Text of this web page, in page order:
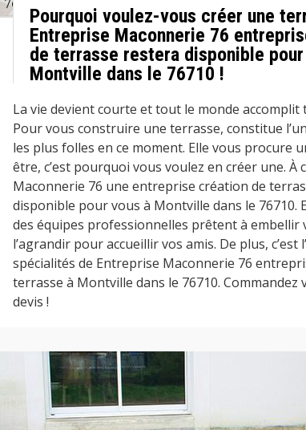
Pourquoi voulez-vous créer une
Entreprise Maconnerie 76
de terrasse restera disponible
Montville dans le 76710 !
La vie devient courte et tout le monde accomplit
Pour vous construire une terrasse, constitue
les plus folles en ce moment. Elle vous procure
être, c’est pourquoi vous voulez en créer une. À
Maconnerie 76 une entreprise création de
disponible pour vous à Montville dans le 76710.
des équipes professionnelles prêtent à embellir
l’agrandir pour accueillir vos amis. De plus, c’est
spécialités de Entreprise Maconnerie 76
terrasse à Montville dans le 76710.
devis !